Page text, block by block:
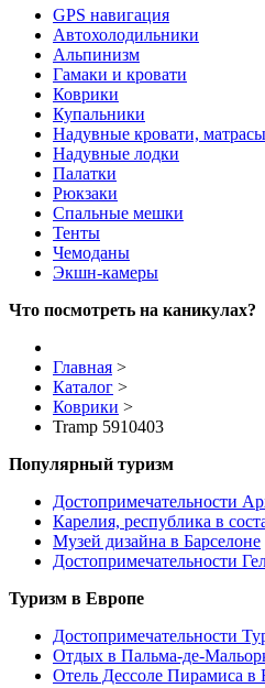
GPS навигация
Автохолодильники
Альпинизм
Гамаки и кровати
Коврики
Купальники
Надувные кровати, матрасы
Надувные лодки
Палатки
Рюкзаки
Спальные мешки
Тенты
Чемоданы
Экшн-камеры
Что посмотреть на каникулах?
Главная >
Каталог >
Коврики >
Tramp 5910403
Популярный туризм
Достопримечательности
Карелия, республика в
Музей дизайна в Барселоне
Достопримечательности
Туризм в Европе
Достопримечательности
Отдых в Пальма-де-
Отель Дессоле Пирамиса в